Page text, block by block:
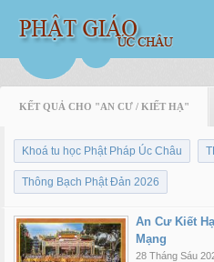
KẾT QUẢ CHO "AN CƯ / KIẾT HẠ"
Khoá tu học Phật Pháp Úc Châu
Thông Bạch Phật Đản 2026
An Cư Kiết
Mạng
28 Tháng Sáu